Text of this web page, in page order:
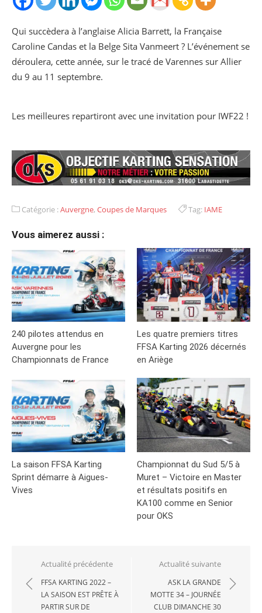
Qui succèdera à l’anglaise Alicia Barrett, la Française
Caroline Candas et la Belge Sita Vanmeert ? L’événement se
déroulera, cette année, sur le tracé de Varennes sur Allier
du 9 au 11 septembre.
Les meilleures repartiront avec une invitation pour IWF22 !
Catégorie :Auvergne, Coupes de Marques Tag: IAME
Vous aimerez aussi :
240 pilotes attendus en
Auvergne pour les
Championnats de France
Les quatre premiers titres
FFSA Karting 2026 décernés
en Ariège
La saison FFSA Karting
Sprint démarre à Aigues-
Vives
Championnat du Sud 5/5 à
Muret – Victoire en Master
et résultats positifs en
KA100 comme en Senior
pour OKS
Navigation
de
l’article
Actualité précédente
FFSA KARTING 2022 –
LA SAISON EST PRÊTE À
PARTIR SUR DE
Actualité suivante
ASK LA GRANDE
MOTTE 34 – JOURNÉE
CLUB DIMANCHE 30